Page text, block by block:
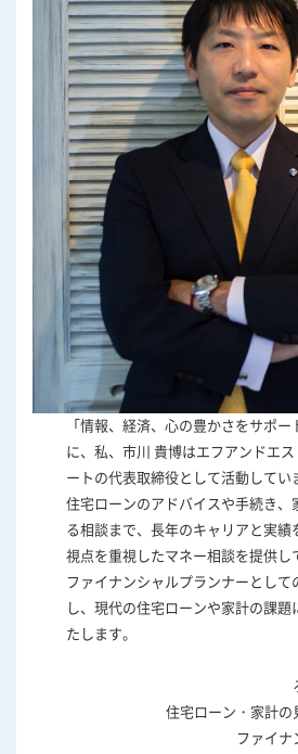
「情報、経済、心の豊かさをサポ
に、私、市川 貴博はエフアンドエ
ートの代表取締役として活動してい
住宅ローンのアドバイスや手続き、
る相談まで、長年のキャリアと実績
視点を重視したマネー相談を提供し
ファイナンシャルプランナーとして
し、現代の住宅ローンや家計の課題
たします。
住宅ローン・家計の
ファイナ